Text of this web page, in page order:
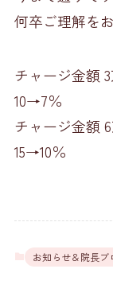
何卒ご理解を
チャージ金額
10→7％
チャージ金額
15→10％
お知らせ＆院長ブ